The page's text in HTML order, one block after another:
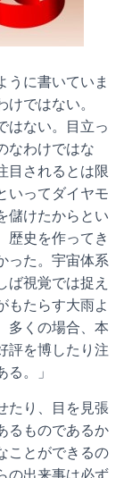
うに書いていま
ではない。
はない。目立っ
なわけではな
目されるとは限
いってダイヤモ
儲けたからとい
歴史を作ってき
った。宇宙体系
ば視覚では捉え
もたらす大雨よ
多くの場合、本
評を博したり注
。」
たり、目を見張
るものであるか
ことができるの
の出来事は必ず